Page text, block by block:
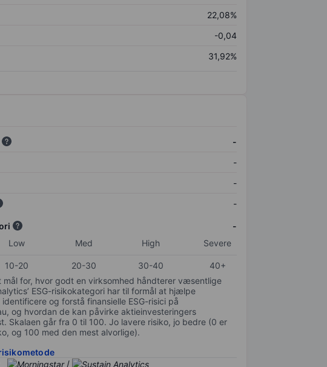
22,08%
-0,04
31,92%
-
-
-
-
-
Low Med High Severe
10-20 20-30 30-40
40+
mål for, hvor godt en virksomhed håndterer væsentlige
ESG-risikokategori har til formål at hjælpe
og forstå finansielle ESG-risici på
og hvordan de kan påvirke aktieinvesteringers
Skalaen går fra 0 til 100. Jo lavere risiko, jo bedre (0 er
og 100 med den mest alvorlige).
/